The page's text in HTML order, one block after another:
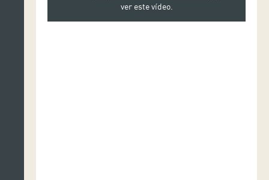
ver este vídeo.